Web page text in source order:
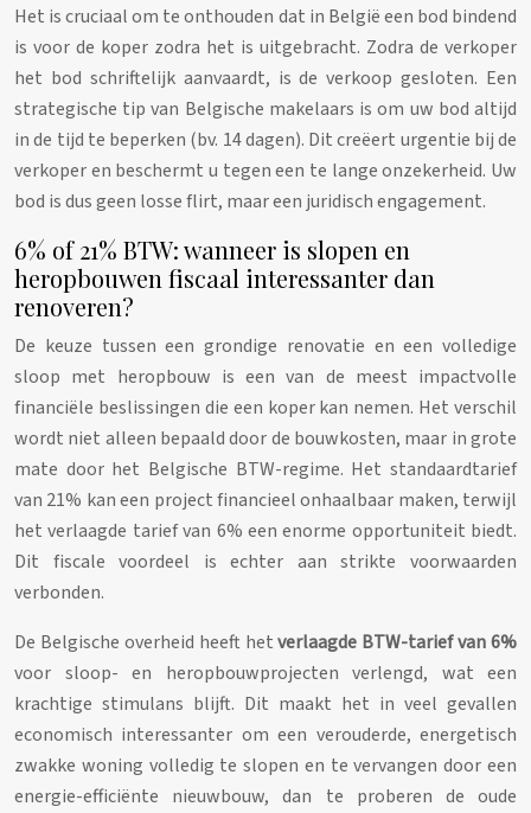
Het is cruciaal om te onthouden dat in België een bod bindend
is voor de koper zodra het is uitgebracht. Zodra de verkoper
het bod schriftelijk aanvaardt, is de verkoop gesloten. Een
strategische tip van Belgische makelaars is om uw bod altijd
in de tijd te beperken (bv. 14 dagen). Dit creëert urgentie bij de
verkoper en beschermt u tegen een te lange onzekerheid. Uw
bod is dus geen losse flirt, maar een juridisch engagement.
6% of 21% BTW: wanneer is slopen en
heropbouwen fiscaal interessanter dan
renoveren?
De keuze tussen een grondige renovatie en een volledige
sloop met heropbouw is een van de meest impactvolle
financiële beslissingen die een koper kan nemen. Het verschil
wordt niet alleen bepaald door de bouwkosten, maar in grote
mate door het Belgische BTW-regime. Het standaardtarief
van 21% kan een project financieel onhaalbaar maken, terwijl
het verlaagde tarief van 6% een enorme opportuniteit biedt.
Dit fiscale voordeel is echter aan strikte voorwaarden
verbonden.
De Belgische overheid heeft hetverlaagde BTW-tarief van 6%
voor sloop- en heropbouwprojecten verlengd, wat een
krachtige stimulans blijft. Dit maakt het in veel gevallen
economisch interessanter om een verouderde, energetisch
zwakke woning volledig te slopen en te vervangen door een
energie-efficiënte nieuwbouw, dan te proberen de oude